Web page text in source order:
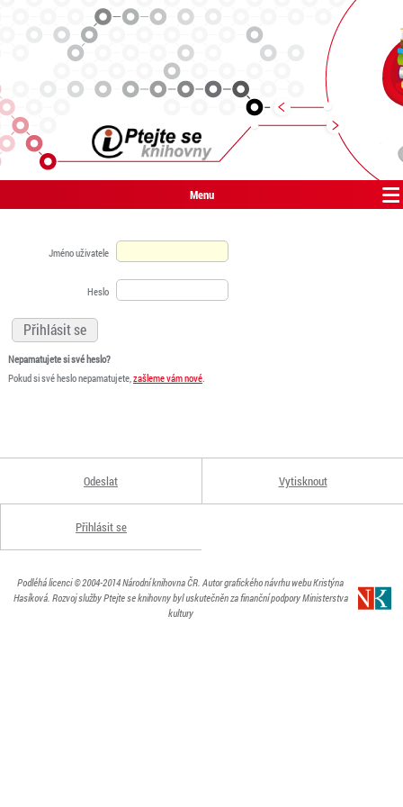
Menu
Jméno uživatele
Heslo
Nepamatujete si své heslo?
Pokud si své heslo nepamatujete,zašleme vám nové.
Odeslat Vytisknout
Přihlásit se
Podléhá licenci© 2004-2014Národní knihovna ČR. Autor grafického návrhu webu Kristýna
Hasíková. Rozvoj služby Ptejte se knihovny byl uskutečněn za finanční podpory Ministerstva
kultury